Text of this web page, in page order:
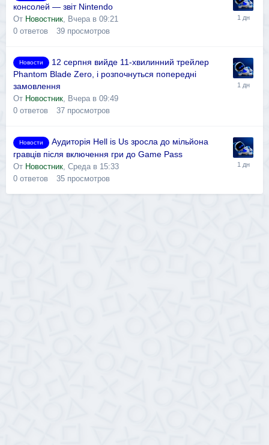
консолей — звіт Nintendo
От Новостник
Вчера в 09:21
0 ответов 39 просмотров
Новости
12 серпня вийде 11-хвилинний трейлер
Phantom Blade Zero, і розпочнуться попередні
замовлення
От Новостник, Вчера в 09:49
0 ответов 37 просмотров
Новости
Аудиторія Hell is Us зросла до мільйона
гравців після включення гри до Game Pass
От Новостник Среда в 15:33
0 ответов 35 просмотров